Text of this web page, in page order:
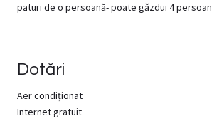
paturi de o persoană- poate găzdui 4
Dotări
Aer condiționat
Internet gratuit